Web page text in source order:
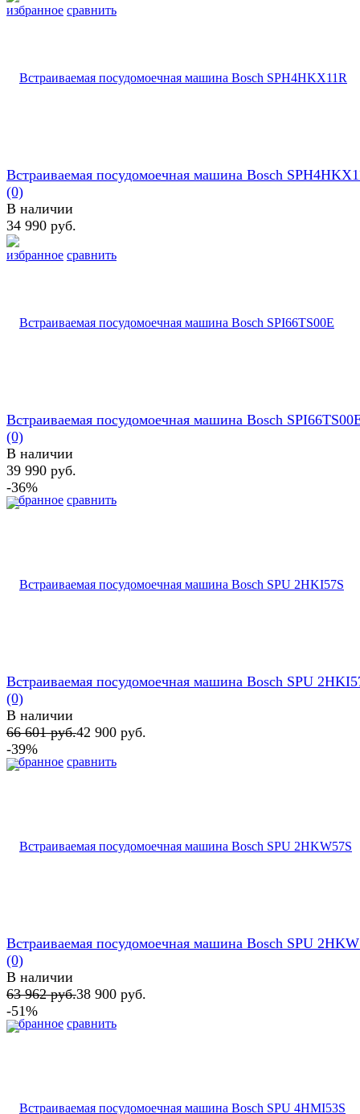
избранное сравнить
избранное сравнить
Встраиваемая посудомоечная машина Bosch
(0)
В наличии
34 990 руб.
избранное сравнить
Встраиваемая посудомоечная машина Bosch
(0)
В наличии
39 990 руб.
-36%
избранное сравнить
Встраиваемая посудомоечная машина Bosch SPU
(0)
В наличии
66 601 руб.42 900 руб.
-39%
избранное сравнить
Встраиваемая посудомоечная машина Bosch SPU
(0)
В наличии
63 962 руб.38 900 руб.
-51%